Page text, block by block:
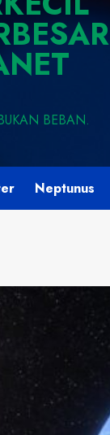
BEBAN.
Neptunus